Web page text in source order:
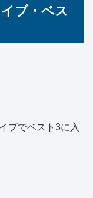
ブ・ベス
ブでベスト3に入